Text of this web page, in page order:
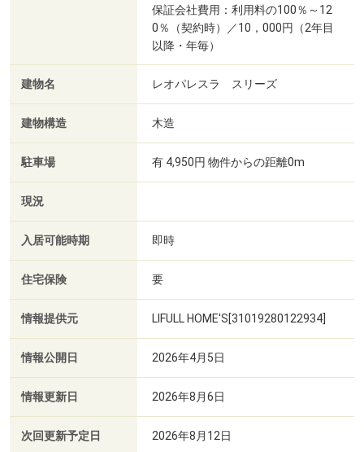
保証会社費用：利用料の100％～12
0％（契約時）／10，000円（2年目
以降・年毎）
建物名 レオパレスラ スリーズ
建物構造 木造
駐車場 有 4,950円 物件からの距離0m
現況
入居可能時期 即時
住宅保険 要
情報提供元 LIFULL HOME'S[31019280122934]
情報公開日 2026年4月5日
情報更新日 2026年8月6日
次回更新予定日 2026年8月12日